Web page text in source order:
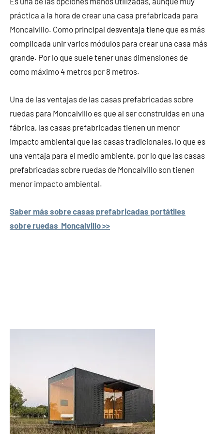
práctica a la hora de crear una casa prefabricada para
Moncalvillo. Como principal desventaja tiene que es más
complicada unir varios módulos para crear una casa más
grande. Por lo que suele tener unas dimensiones de
como máximo 4 metros por 8 metros.
Una de las ventajas de las casas prefabricadas sobre
ruedas para Moncalvillo es que al ser construidas en una
fábrica, las casas prefabricadas tienen un menor
impacto ambiental que las casas tradicionales, lo que es
una ventaja para el medio ambiente, por lo que las casas
prefabricadas sobre ruedas de Moncalvillo son tienen
menor impacto ambiental.
Saber más sobre casas prefabricadas portátiles
sobre ruedas Moncalvillo >>